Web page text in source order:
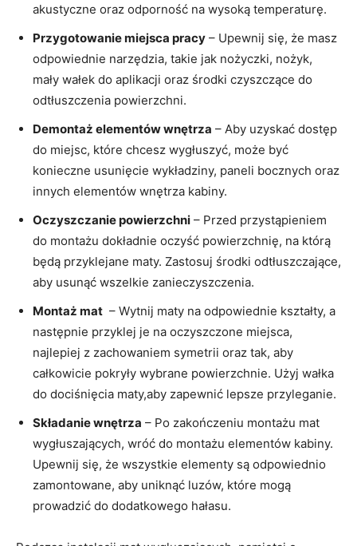
‍akustyczne oraz odporność na wysoką ⁤temperaturę.
Przygotowanie miejsca pracy – Upewnij się, że masz
odpowiednie narzędzia, ‌takie jak nożyczki, nożyk,
mały wałek do aplikacji oraz środki czyszczące do
odtłuszczenia powierzchni.
Demontaż elementów wnętrza – Aby uzyskać dostęp
do miejsc, które chcesz wygłuszyć, może być
konieczne usunięcie wykładziny, paneli bocznych oraz‍
innych elementów wnętrza kabiny.
Oczyszczanie powierzchni – Przed przystąpieniem⁤
do ‌montażu dokładnie oczyść powierzchnię, na którą⁢
będą przyklejane maty.⁤ Zastosuj ⁤środki odtłuszczające,
aby usunąć wszelkie zanieczyszczenia.
Montaż​ mat ‍ – Wytnij maty na odpowiednie kształty, ⁣a
następnie przyklej je na oczyszczone miejsca,
⁣najlepiej ‌z⁣ zachowaniem ⁣symetrii oraz tak, aby
całkowicie pokryły wybrane powierzchnie.⁤ Użyj wałka
do dociśnięcia ‌maty,aby zapewnić lepsze przyleganie.
Składanie wnętrza – Po zakończeniu montażu mat
wygłuszających, ‌wróć do montażu‌ elementów kabiny.
Upewnij‍ się, że wszystkie elementy⁢ są odpowiednio​
zamontowane, aby uniknąć luzów, które mogą
prowadzić‍ do ⁢dodatkowego hałasu.